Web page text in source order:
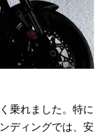
乗れました。特に
ディングでは、安